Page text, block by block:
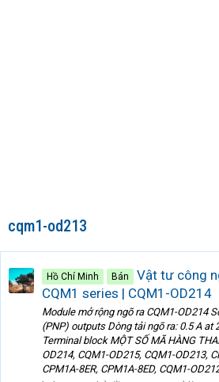
cqm1-od213
Hồ Chí Minh Bán
Vật tư công
CQM1 series | CQM1-OD214
Module mở rộng ngõ ra CQM1-OD214
(PNP) outputs Dòng tải ngõ ra: 0.5 A at
Terminal block MỘT SỐ MÃ HÀNG
OD214, CQM1-OD215, CQM1-OD213,
CPM1A-8ER, CPM1A-8ED, CQM1-